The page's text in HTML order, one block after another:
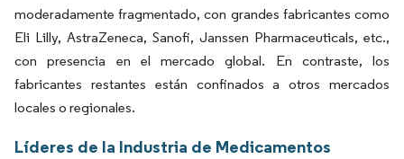
moderadamente fragmentado, con grandes fabricantes como
Eli Lilly, AstraZeneca, Sanofi, Janssen Pharmaceuticals, etc.,
con presencia en el mercado global. En contraste, los
fabricantes restantes están confinados a otros mercados
locales o regionales.
Líderes de la Industria de Medicamentos